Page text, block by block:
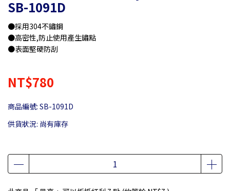
SB-1091D
●採用304不鏽鋼
●高密性,防止使用產生鏽點
●表面堅硬防刮
NT$780
商品編號: SB-1091D
供貨狀況: 尚有庫存